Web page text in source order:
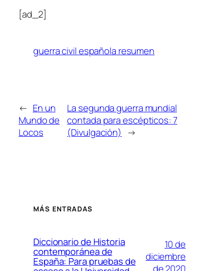
[ad_2]
guerra civil española resumen
← En un
Mundo de
Locos
La segunda guerra mundial
contada para escépticos: 7
(Divulgación) →
MÁS ENTRADAS
Diccionario de Historia
contemporánea de
España: Para pruebas de
10 de
diciembre
de 2020